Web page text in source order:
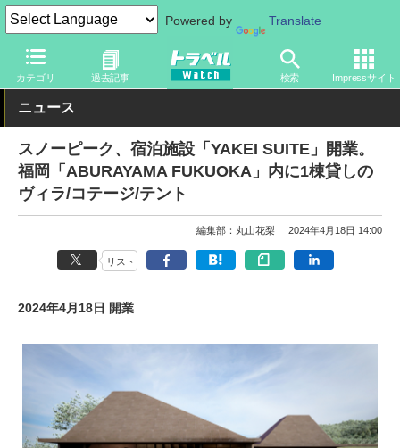
Powered by Translate
カテゴリ 過去記事 検索 Impressサイト
トラベル Watch 旅の情報 ホテル・旅館 宿泊
ニュース
スノーピーク、宿泊施設「YAKEI SUITE」開業。
福岡「ABURAYAMA FUKUOKA」内に1棟貸しの
ヴィラ/コテージ/テント
編集部：丸山花梨 2024年4月18日 14:00
リスト
2024年4月18日 開業